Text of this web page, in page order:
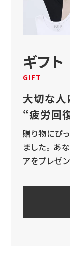
ギフト
GIFT
大切な人
“疲労回
贈り物にぴ
ました。 あ
アをプレゼ